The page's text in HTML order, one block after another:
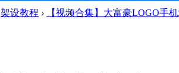
架设教程 ›
【视频合集】大富豪LOGO手